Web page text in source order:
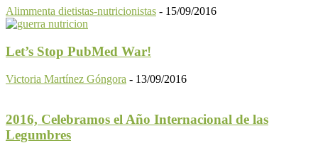
Alimmenta dietistas-nutricionistas - 15/09/2016
Let’s Stop PubMed War!
Victoria Martínez Góngora - 13/09/2016
2016, Celebramos el Año Internacional de las
Legumbres